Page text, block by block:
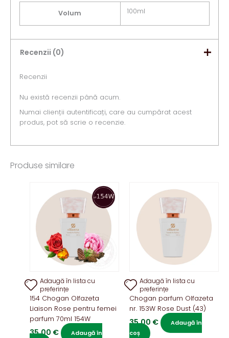
Volum 100ml
Recenzii (0)
Recenzii
Nu există recenzii până acum.
Numai clienții autentificați, care au cumpărat acest
produs, pot să scrie o recenzie.
Produse similare
Adaugă în lista cu
preferințe
154 Chogan Olfazeta
Liaison Rose pentru femei
parfum 70ml 154W
35,00 €
Adaugă în
Adaugă în lista cu
preferințe
Chogan parfum Olfazeta
nr. 153W Rose Dust (43)
35,00 €
Adaugă în
coș